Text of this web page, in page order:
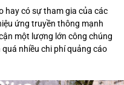
hay có sự tham gia của các
ứng truyền thông mạnh
một lượng lớn công chúng
nhiều chi phí quảng cáo